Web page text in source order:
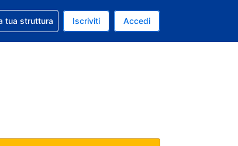
Euro
attuale: Italiano
con la prenotazione
tua struttura Iscriviti Accedi